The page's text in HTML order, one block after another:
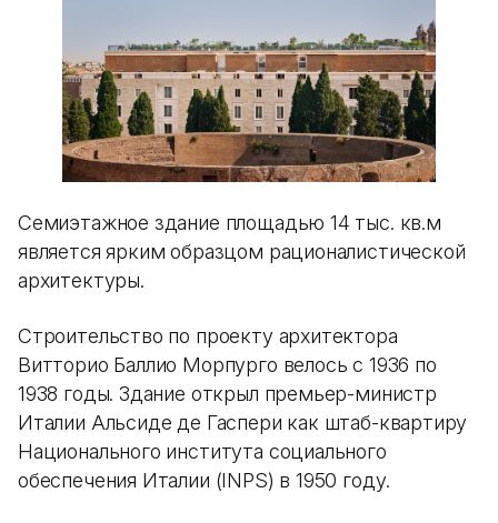
Семиэтажное здание площадью 14 тыс. кв.м
является ярким образцом рационалистической
архитектуры.
Строительство по проекту архитектора
Витторио Баллио Морпурго велось с 1936 по
1938 годы. Здание открыл премьер-министр
Италии Альсиде де Гаспери как штаб-квартиру
Национального института социального
обеспечения Италии (INPS) в 1950 году.